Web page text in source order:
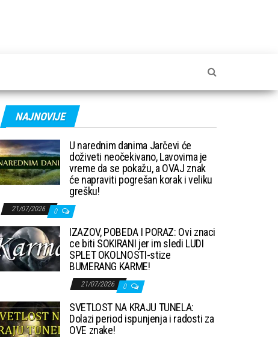
NAJNOVIJE
U narednim danima Jarčevi će
doživeti neočekivano, Lavovima je
vreme da se pokažu, a OVAJ znak
će napraviti pogrešan korak i veliku
grešku!
21/07/2026 0
IZAZOV, POBEDA I PORAZ: Ovi znaci
ce biti SOKIRANI jer im sledi LUDI
SPLET OKOLNOSTI-stize
BUMERANG KARME!
21/07/2026 0
SVETLOST NA KRAJU TUNELA:
Dolazi period ispunjenja i radosti za
OVE znake!